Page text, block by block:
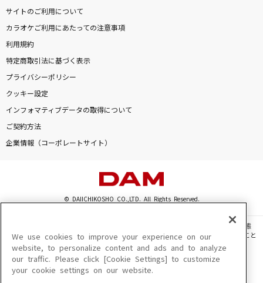
サイトのご利用について
カラオケご利用にあたっての注意事項
利用規約
特定商取引法に基づく表示
プライバシーポリシー
クッキー設定
インフォマティブデータの取得について
ご契約方法
企業情報（コーポレートサイト）
© DAIICHIKOSHO CO.,LTD. All Rights Reserved.
このサイトに掲載されている一切の文章・画像・写真・動画・音声等を、手段や形態
を問わず、著作権法の定める範囲を超えて無断で複製、転載、ファイル化などすること
を禁じます。
楽曲及びコンテンツは、機種によりご利用いただけない場合があります。
楽曲及びコンテンツの配信日、配信内容が変更になる場合があります。
We use cookies to improve your experience on our
website, to personalize content and ads and to analyze
our traffic. Please click [Cookie Settings] to customize
your cookie settings on our website.